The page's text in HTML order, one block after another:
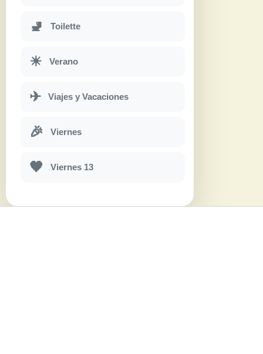
🚽 Toilette
☀ Verano
✈ Viajes y Vacaciones
🎉 Viernes
🖤 Viernes 13